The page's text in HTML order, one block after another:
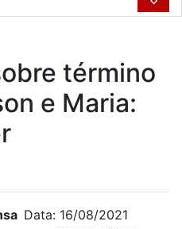
término
e Maria:
Data: 16/08/2021